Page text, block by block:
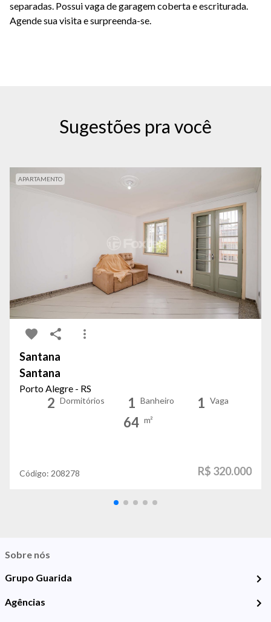
separadas. Possui vaga de garagem coberta e escriturada.
Agende sua visita e surpreenda-se.
Sugestões pra você
APARTAMENTO
Santana
Santana
Porto Alegre - RS
2 Dormitórios 1 Banheiro 1 Vaga
64 m²
Código: 208278 R$ 320.000
Sobre nós
Grupo Guarida
Agências